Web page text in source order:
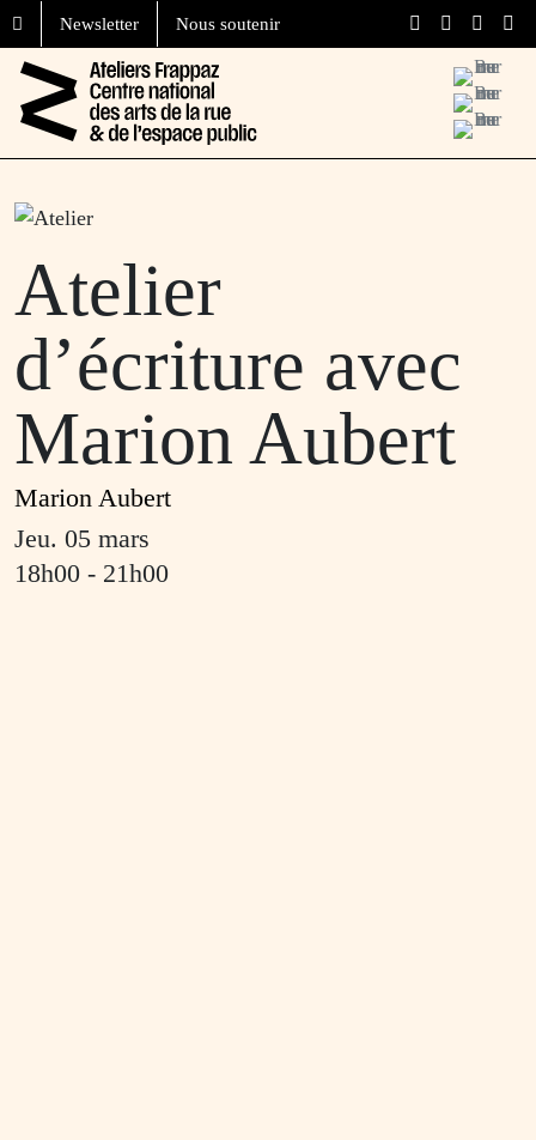
Aller au contenu
Skip to footer
Nous soutenir
Newsletter
Atelier
d’écriture avec
Marion Aubert
Marion Aubert
jeu. 05 mars
18h00 - 21h00